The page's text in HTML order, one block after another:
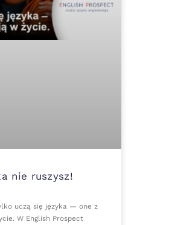
nie ruszysz!
uczą się języka — one z
W English Prospect